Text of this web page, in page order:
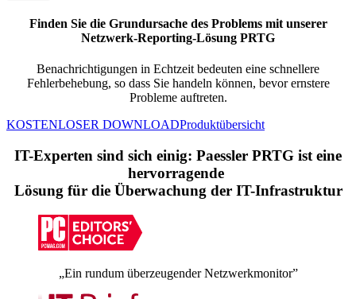
Finden Sie die Grundursache des Problems mit unserer
Netzwerk-Reporting-Lösung PRTG
Benachrichtigungen in Echtzeit bedeuten eine schnellere
Fehlerbehebung, so dass Sie handeln können, bevor ernstere
Probleme auftreten.
KOSTENLOSER DOWNLOADProduktübersicht
IT-Experten sind sich einig: Paessler PRTG ist eine
hervorragende
Lösung für die Überwachung der IT-Infrastruktur
„Ein rundum überzeugender Netzwerkmonitor”